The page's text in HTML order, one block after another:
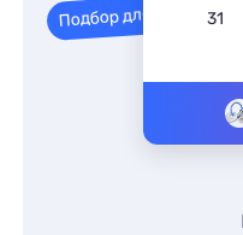
31
Подбор для вас